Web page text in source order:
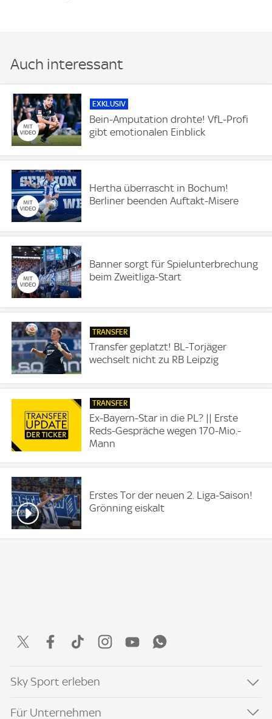
Auch interessant
EXKLUSIV
Bein-Amputation drohte! VfL-Profi
gibt emotionalen Einblick
Hertha überrascht in Bochum!
Berliner beenden Auftakt-Misere
Banner sorgt für Spielunterbrechung
beim Zweitliga-Start
TRANSFER
Transfer geplatzt! BL-Torjäger
wechselt nicht zu RB Leipzig
TRANSFER
Ex-Bayern-Star in die PL? || Erste
Reds-Gespräche wegen 170-Mio.-
Mann
Erstes Tor der neuen 2. Liga-Saison!
Grönning eiskalt
Sky Sport erleben
Für Unternehmen